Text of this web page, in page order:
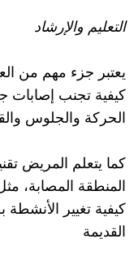
التعليم والإرشاد
كيفية تجنب إصابات
الحركة والجلوس
المنطقة المصابة،
كيفية تغيير الأنشطة
القديمة